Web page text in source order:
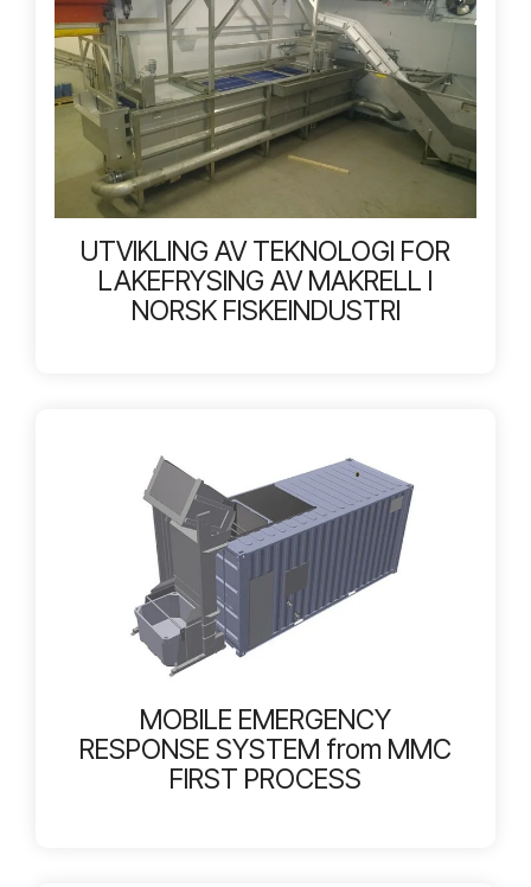
UTVIKLING AV TEKNOLOGI FOR
LAKEFRYSING AV MAKRELL I
NORSK FISKEINDUSTRI
MOBILE EMERGENCY
RESPONSE SYSTEM from MMC
FIRST PROCESS